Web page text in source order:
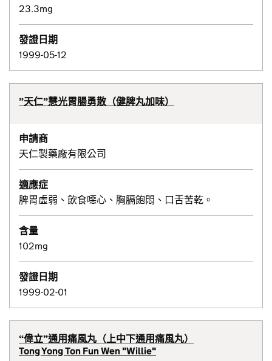
23.3mg
發證日期
1999-05-12
”天仁”慧光胃腸勇散（健脾丸加味）
申請商
天仁製藥廠有限公司
適應症
脾胃虛弱、飲食噁心、胸膈飽悶、口舌苦乾。
含量
102mg
發證日期
1999-02-01
“偉立”通用痛風丸（上中下通用痛風丸）
Tong Yong Ton Fun Wen "Willie"